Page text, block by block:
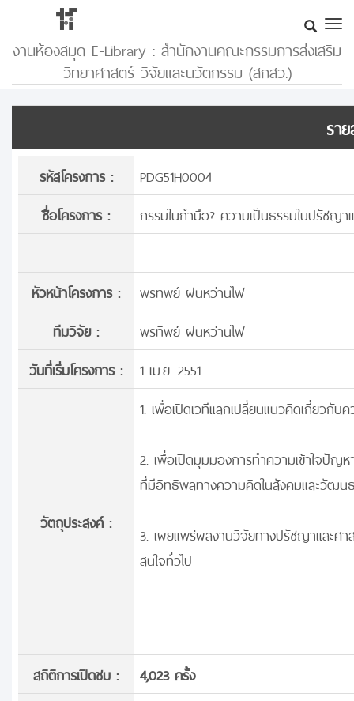
งานห้องสมุด E-Library : สำนักงานคณะกรรมการส่งเสริม
วิทยาศาสตร์ วิจัยและนวัตกรรม (สกสว.)
รา
รหัสโครงการ :
PDG51H0004
ชื่อโครงการ :
กรรมในกำมือ? ความเป็นธรรมในปรัชญา
หัวหน้าโครงการ :
พรทิพย์ ฝนหว่านไฟ
ทีมวิจัย :
พรทิพย์ ฝนหว่านไฟ
วันที่เริ่มโครงการ :
1 เม.ย. 2551
วัตถุประสงค์ :
1. เพื่อเปิดเวทีแลกเปลี่ยนแนวคิดเกี่ยว
2. เพื่อเปิดมุมมองการทำความเข้าใจปัญ
ที่มีอิทธิพลทางความคิดในสังคมและวัฒน
3. เผยแพร่ผลงานวิจัยทางปรัชญาและ
สนใจทั่วไป
สถิติการเปิดชม :
4,023 ครั้ง